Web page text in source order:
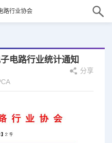
路行业协会
电路行业统计通知
分享